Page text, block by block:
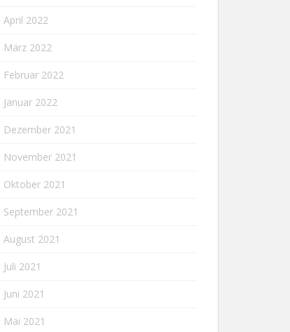
April 2022
März 2022
Februar 2022
Januar 2022
Dezember 2021
November 2021
Oktober 2021
September 2021
August 2021
Juli 2021
Juni 2021
Mai 2021